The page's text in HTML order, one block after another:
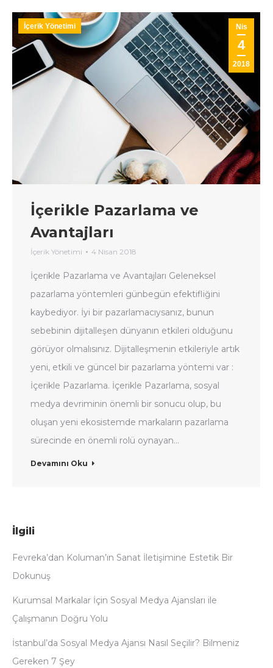
Nis
4
2018
İçerik Yönetimi
İçerikle Pazarlama ve
Avantajları
İçerik Yönetimi 4 Nisan 2018
İçerikle Pazarlama ve Avantajları Geleneksel
pazarlama yöntemleri günbegün efektifliğini
kaybediyor. İyi bir pazarlamacıysanız, bunun
sebebinin dijitalleşen dünyanın etkileri olduğunu
görüyor olmalısınız. Dijitalleşmenin etkileriyle artık
yeni, etkili ve güncel bir pazarlama yöntemi var :
İçerikle Pazarlama. İçerikle Pazarlama, sosyal
medya devriminin önemli bir sonucu olup, bu
oluşan yeni ekosistemde markaların pazarlama
sürecinde en önemli rolü oynayan…
Devamını Oku
İlgili
Fevreka’dan Koluman’ın Sanat İletişimine Estetik Bir
Dokunuş
Kurumsal Markalar İçin Sosyal Medya Ajansları ile
Çalışmanın Doğru Yolu
İstanbul’da Sosyal Medya Ajansı Nasıl Seçilir? Bilmeniz
Gereken 7 Şey